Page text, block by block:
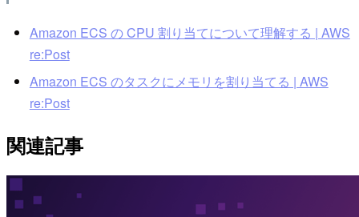
Amazon ECS の CPU 割り当てについて理解する | AWS
re:Post
Amazon ECS のタスクにメモリを割り当てる | AWS
re:Post
関連記事